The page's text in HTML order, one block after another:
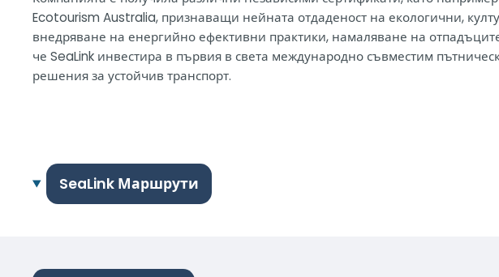
Ecotourism Australia, признаващи нейната отдаденост на екологични,
внедряване на енергийно ефективни практики, намаляване на
че SeaLink инвестира в първия в света международно съвместим
решения за устойчив транспорт.
SeaLink Маршрути